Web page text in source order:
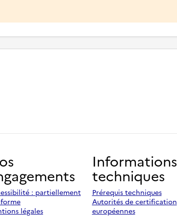
: partiellement
légales
Informations
techniques
Prérequis techniques
Autorités de certification
européennes